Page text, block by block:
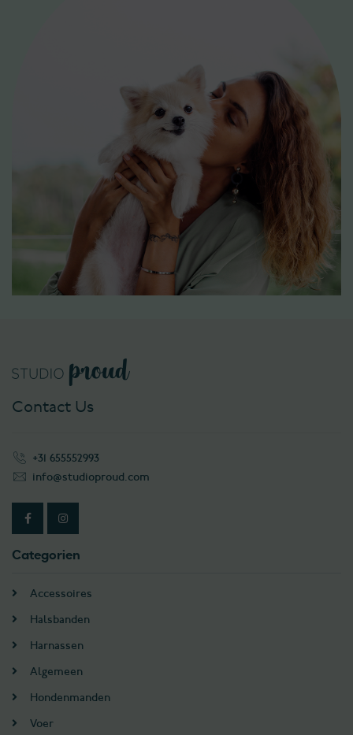
Contact Us
+31 655552993
info@studioproud.com
Categorien
Accessoires
Halsbanden
Harnassen
Algemeen
Hondenmanden
Voer